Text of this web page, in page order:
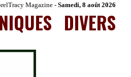
Magazine - Samedi, 8 août 2026
DIVERS